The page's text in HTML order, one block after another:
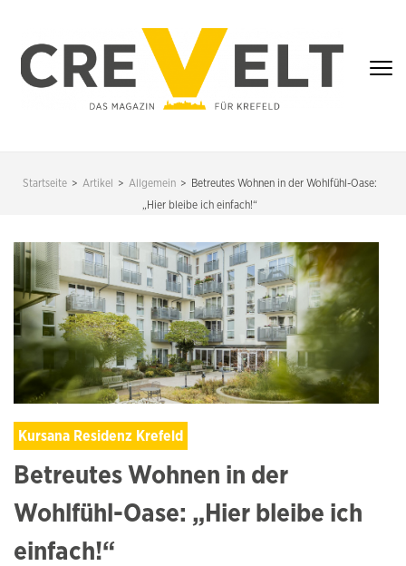
springen
(Enter
KREFELD
Startseite > Artikel > Allgemein >
Betreutes Wohnen in der Wohlfühl-Oase:
„Hier bleibe ich einfach!“
Kursana Residenz Krefeld
Betreutes Wohnen in der
Wohlfühl-Oase: „Hier bleibe ich
einfach!“